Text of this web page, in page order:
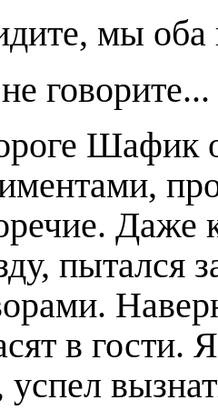
мы оба
говорите...
Шафик
Даже
пытался
в гости.
успел